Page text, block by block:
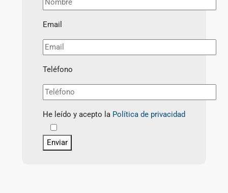
Email
Teléfono
He leído y acepto la Política de privacidad